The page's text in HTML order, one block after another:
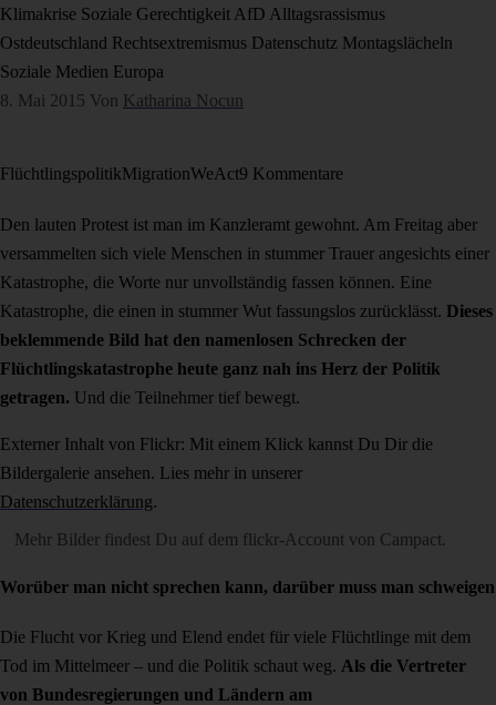
Klimakrise Soziale Gerechtigkeit AfD Alltagsrassismus
Ostdeutschland Rechtsextremismus Datenschutz Montagslächeln
Soziale Medien Europa
8. Mai 2015 Von Katharina Nocun
FlüchtlingspolitikMigrationWeAct9 Kommentare
Den lauten Protest ist man im Kanzleramt gewohnt. Am Freitag aber
versammelten sich viele Menschen in stummer Trauer angesichts einer
Katastrophe, die Worte nur unvollständig fassen können. Eine
Katastrophe, die einen in stummer Wut fassungslos zurücklässt. Dieses
beklemmende Bild hat den namenlosen Schrecken der
Flüchtlingskatastrophe heute ganz nah ins Herz der Politik
getragen. Und die Teilnehmer tief bewegt.
Externer Inhalt von Flickr: Mit einem Klick kannst Du Dir die
Bildergalerie ansehen. Lies mehr in unserer
Datenschutzerklärung.
Mehr Bilder findest Du auf dem flickr-Account von Campact.
Worüber man nicht sprechen kann, darüber muss man schweigen
Die Flucht vor Krieg und Elend endet für viele Flüchtlinge mit dem
Tod im Mittelmeer – und die Politik schaut weg. Als die Vertreter
von Bundesregierungen und Ländern am